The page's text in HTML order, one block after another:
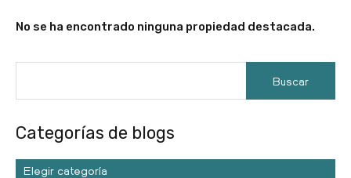
No se ha encontrado ninguna propiedad destacada.
Categorías de blogs
Elegir categoría